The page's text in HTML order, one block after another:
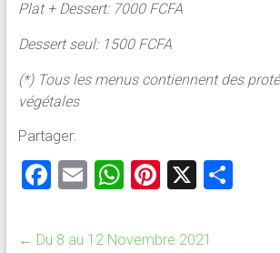
Plat + Dessert: 7000 FCFA
Dessert seul: 1500 FCFA
(*) Tous les menus contiennent des
végétales
Partager:
F
ce
E
ai
W
at
Pi
er
X P
← Du 8 au 12 Novembre 2021